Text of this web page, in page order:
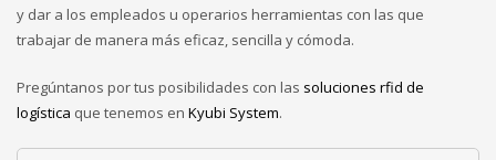
y dar a los empleados u operarios herramientas con las que
trabajar de manera más eficaz, sencilla y cómoda.
Pregúntanos por tus posibilidades con las soluciones rfid de
logística que tenemos en Kyubi System.